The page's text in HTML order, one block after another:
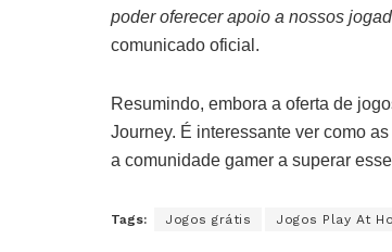
poder oferecer apoio a nossos
comunicado oficial.
Resumindo, embora a oferta de
Journey. É interessante ver como
a comunidade gamer a superar
Tags: Jogos grátis Jogos Play At